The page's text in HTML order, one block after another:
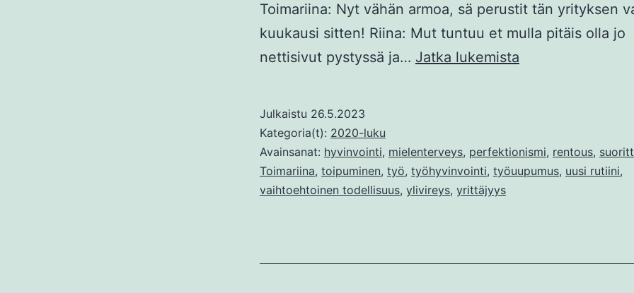
Toimariina: Nyt vähän armoa, sä perustit tän yrityksen
kuukausi sitten! Riina: Mut tuntuu et mulla pitäis olla jo
nettisivut pystyssä ja… Jatka lukemista
Julkaistu 26.5.2023
Kategoria(t): 2020-luku
Avainsanat: hyvinvointi, mielenterveys, perfektionismi, rentous,
Toimariina, toipuminen, työ, työhyvinvointi, työuupumus, uusi rutiini,
vaihtoehtoinen todellisuus, ylivireys, yrittäjyys